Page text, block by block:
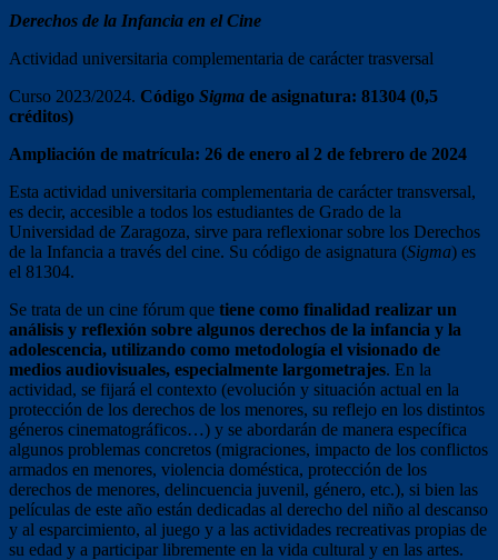
Derechos de la Infancia en el Cine
Actividad universitaria complementaria de carácter trasversal
Curso 2023/2024. Código Sigma de asignatura: 81304 (0,5
créditos)
Ampliación de matrícula: 26 de enero al 2 de febrero de 2024
Esta actividad universitaria complementaria de carácter transversal,
es decir, accesible a todos los estudiantes de Grado de la
Universidad de Zaragoza, sirve para reflexionar sobre los Derechos
de la Infancia a través del cine. Su código de asignatura (Sigma) es
el 81304.
Se trata de un cine fórum que tiene como finalidad realizar un
análisis y reflexión sobre algunos derechos de la infancia y la
adolescencia, utilizando como metodología el visionado de
medios audiovisuales, especialmente largometrajes. En la
actividad, se fijará el contexto (evolución y situación actual en la
protección de los derechos de los menores, su reflejo en los distintos
géneros cinematográficos…) y se abordarán de manera específica
algunos problemas concretos (migraciones, impacto de los conflictos
armados en menores, violencia doméstica, protección de los
derechos de menores, delincuencia juvenil, género, etc.), si bien las
películas de este año están dedicadas al derecho del niño al descanso
y al esparcimiento, al juego y a las actividades recreativas propias de
su edad y a participar libremente en la vida cultural y en las artes.